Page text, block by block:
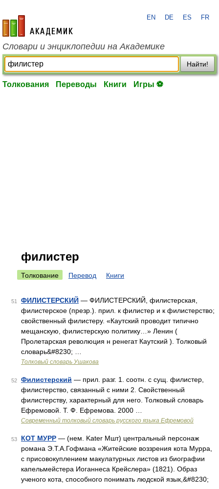
academic.ru
EN DE ES FR
Словари и энциклопедии на Академике
Найти!
Толкования Переводы Книги Игры ⚽
филистер
Толкование Перевод Книги
51 ФИЛИСТЕРСКИЙ — ФИЛИСТЕРСКИЙ, филистерская,
филистерское (презр.). прил. к филистер и к филистерство;
свойственный филистеру. «Каутский проводит типично
мещанскую, филистерскую политику…» Ленин (
Пролетарская революция н ренегат Каутский ). Толковый
словарь&#8230; …
Толковый словарь Ушакова
52 Филистерский — прил. разг. 1. соотн. с сущ. филистер,
филистерство, связанный с ними 2. Свойственный
филистерству, характерный для него. Толковый словарь
Ефремовой. Т. Ф. Ефремова. 2000 …
Современный толковый словарь русского языка Ефремовой
53 КОТ МУРР — (нем. Kater Мшт) центральный персонаж
романа Э.Т.А.Гофмана «Житейские воззрения кота Мурра,
с присовокуплением макулатурных листов из биографии
капельмейстера Иоганнеса Крейслера» (1821). Образ
ученого кота, способного понимать людской язык,&#8230;